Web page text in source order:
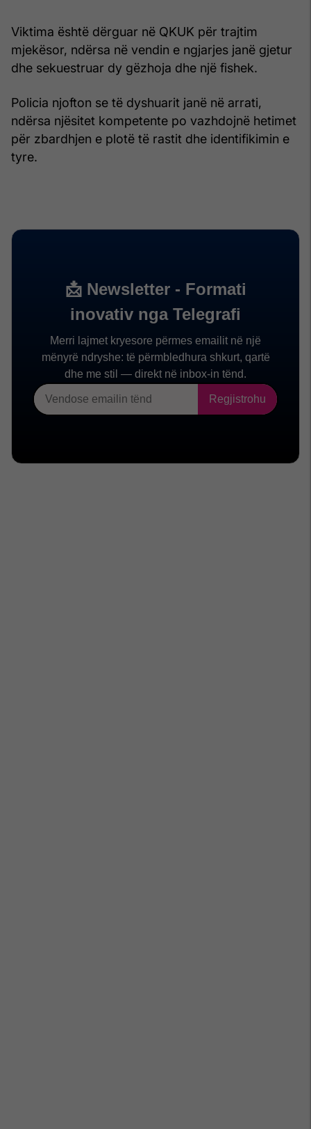
Viktima është dërguar në QKUK për trajtim
mjekësor, ndërsa në vendin e ngjarjes janë gjetur
dhe sekuestruar dy gëzhoja dhe një fishek.
Policia njofton se të dyshuarit janë në arrati,
ndërsa njësitet kompetente po vazhdojnë hetimet
për zbardhjen e plotë të rastit dhe identifikimin e
tyre.